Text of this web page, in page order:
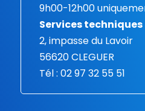
9h00-12h00
Services techniques
2, impasse du Lavoir
56620 CLEGUER
Tél : 02 97 32 55 51